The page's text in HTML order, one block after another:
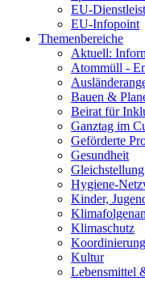
EU-
EU-Infopoint
Themenbereiche
Aktuell:
Atommüll -
Bauen &
Beirat für
Ganztag im
Geförderte
Gesundheit
Gleichstellung
Hygiene-
Kinder,
Klimaschutz
Kultur
Lebensmittel